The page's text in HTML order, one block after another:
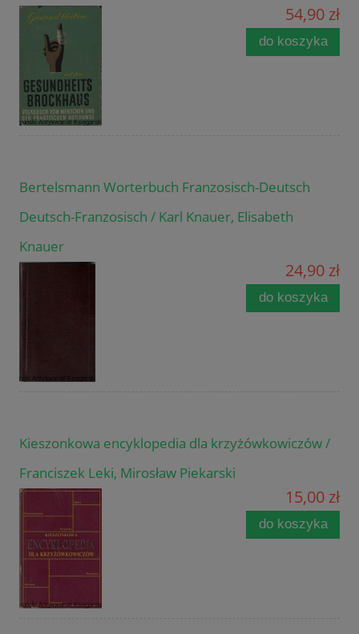
54,90 zł
do koszyka
Bertelsmann Worterbuch Franzosisch-Deutsch
Deutsch-Franzosisch / Karl Knauer, Elisabeth
Knauer
24,90 zł
do koszyka
Kieszonkowa encyklopedia dla krzyżówkowiczów /
Franciszek Leki, Mirosław Piekarski
15,00 zł
do koszyka